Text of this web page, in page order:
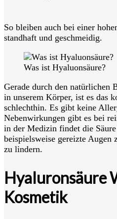
So bleiben auch bei einer
standhaft und geschmeidig.
Was ist Hyaluonsäure?
Gerade durch den natürlichen
in unserem Körper, ist es das
schlechthin. Es gibt keine
Nebenwirkungen gibt es bei
in der Medizin findet die
beispielsweise gereizte Augen
zu lindern.
Hyaluronsäure
Kosmetik